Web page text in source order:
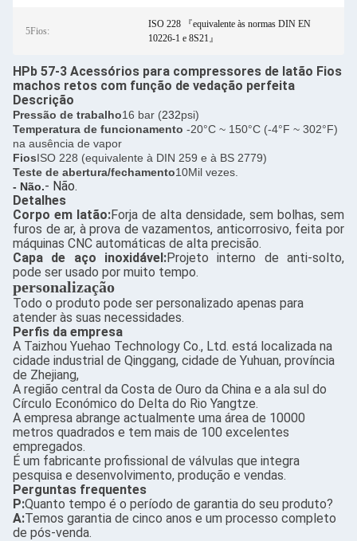
5Fios:
ISO 228 『equivalente às normas DIN EN
10226-1 e 8S21』
HPb 57-3 Acessórios para compressores de latão Fios
machos retos com função de vedação perfeita
Descrição
Pressão de trabalho16 bar (232psi)
Temperatura de funcionamento -20°C ~ 150°C (-4°F ~ 302°F)
na ausência de vapor
FiosISO 228 (equivalente à DIN 259 e à BS 2779)
Teste de abertura/fechamento10Mil vezes.
- Não.- Não.
Detalhes
Corpo em latão:Forja de alta densidade, sem bolhas, sem
furos de ar, à prova de vazamentos, anticorrosivo, feita por
máquinas CNC automáticas de alta precisão.
Capa de aço inoxidável:Projeto interno de anti-solto,
pode ser usado por muito tempo.
personalização
Todo o produto pode ser personalizado apenas para
atender às suas necessidades.
Perfis da empresa
A Taizhou Yuehao Technology Co., Ltd. está localizada na
cidade industrial de Qinggang, cidade de Yuhuan, província
de Zhejiang,
A região central da Costa de Ouro da China e a ala sul do
Círculo Económico do Delta do Rio Yangtze.
A empresa abrange actualmente uma área de 10000
metros quadrados e tem mais de 100 excelentes
empregados.
É um fabricante profissional de válvulas que integra
pesquisa e desenvolvimento, produção e vendas.
Perguntas frequentes
P:Quanto tempo é o período de garantia do seu produto?
A:Temos garantia de cinco anos e um processo completo
de pós-venda.